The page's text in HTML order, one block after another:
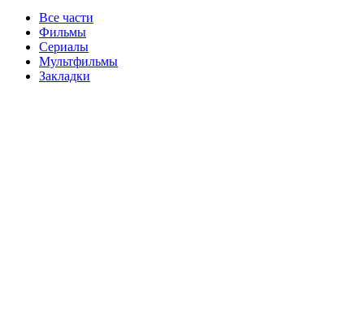
Все части
Фильмы
Сериалы
Мультфильмы
Закладки